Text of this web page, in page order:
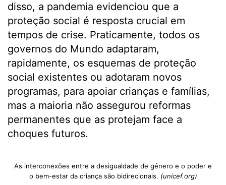
disso, a pandemia evidenciou que a
proteção social é resposta crucial em
tempos de crise. Praticamente, todos os
governos do Mundo adaptaram,
rapidamente, os esquemas de proteção
social existentes ou adotaram novos
programas, para apoiar crianças e famílias,
mas a maioria não assegurou reformas
permanentes que as protejam face a
choques futuros.
As interconexões entre a desigualdade de género e o poder e
o bem-estar da criança são bidirecionais. (unicef.org)